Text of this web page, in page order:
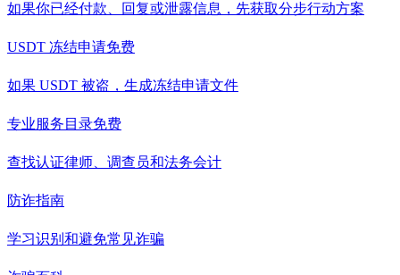
如果你已经付款、回复或泄露信息，先获取分步行动方案
USDT 冻结申请免费
如果 USDT 被盗，生成冻结申请文件
专业服务目录免费
查找认证律师、调查员和法务会计
防诈指南
学习识别和避免常见诈骗